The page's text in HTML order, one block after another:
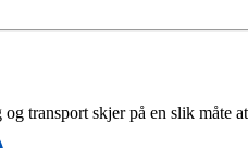
transport skjer på en slik måte